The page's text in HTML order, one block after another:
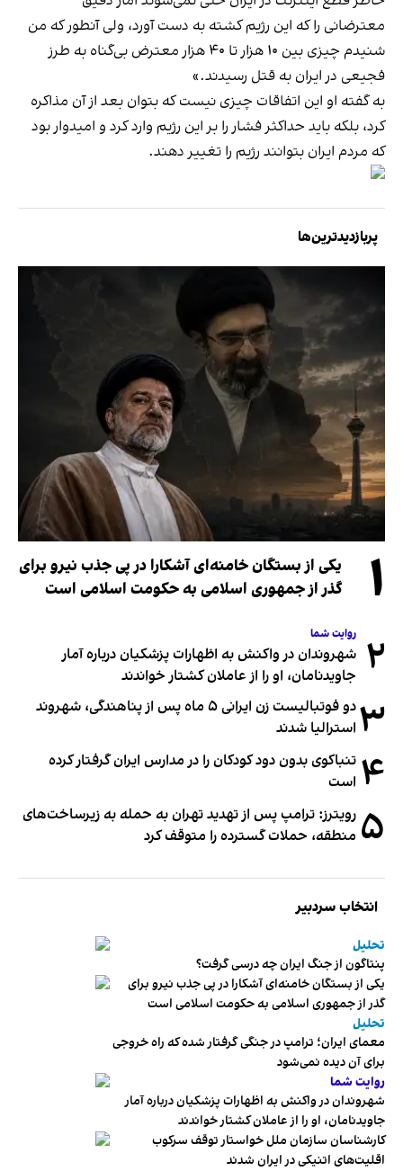
معترضانی را که این رژیم کشته به دست آورد، ولی آنطور که من
شنیدم چیزی بین ۱۰ هزار تا ۴۰ هزار معترض بی‌گناه به طرز
فجیعی در ایران به قتل رسیدند.»
به گفته او این اتفاقات چیزی نیست که بتوان بعد از آن مذاکره
کرد، بلکه باید حداکثر فشار را بر این رژیم وارد کرد و امیدوار بود
که مردم ایران بتوانند رژیم را تغییر دهند.
پربازدیدترین‌ها
۱
یکی از بستگان خامنه‌ای آشکارا در پی جذب نیرو برای
گذر از جمهوری اسلامی به حکومت اسلامی است
۲ روایت شما
شهروندان در واکنش به اظهارات پزشکیان درباره آمار
جاویدنامان، او را از عاملان کشتار خواندند
۳
دو فوتبالیست زن ایرانی ۵ ماه پس از پناهندگی، شهروند
استرالیا شدند
۴ تنباکوی بدون دود کودکان را در مدارس ایران گرفتار کرده
است
۵ رویترز: ترامپ پس از تهدید تهران به حمله به زیرساخت‌های
منطقه، حملات گسترده را متوقف کرد
انتخاب سردبیر
تحلیل
پنتاگون از جنگ ایران چه درسی گرفت؟
یکی از بستگان خامنه‌ای آشکارا در پی جذب نیرو برای
گذر از جمهوری اسلامی به حکومت اسلامی است
تحلیل
معمای ایران؛ ترامپ در جنگی گرفتار شده که راه خروجی
برای آن دیده نمی‌شود
روایت شما
شهروندان در واکنش به اظهارات پزشکیان درباره آمار
جاویدنامان، او را از عاملان کشتار خواندند
کارشناسان سازمان ملل خواستار توقف سرکوب
اقلیت‌های اتنیکی در ایران شدند